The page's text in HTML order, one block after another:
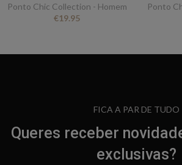
Ponto Chic Collection - Homem
€19.95
Ponto
FICA A PAR DE TUDO
Queres receber
exclusivas?